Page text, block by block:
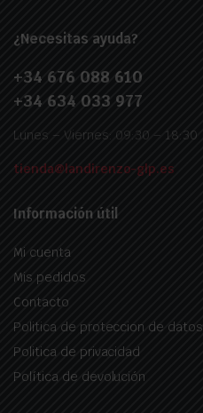
¿Necesitas ayuda?
+34 676 088 610
+34 634 033 977
Lunes – Viernes: 09:30 – 18:30
tienda@landirenzo-glp.es
Información útil
Mi cuenta
Mis pedidos
Contacto
Politica de proteccion de datos
Politica de privacidad
Política de devolución